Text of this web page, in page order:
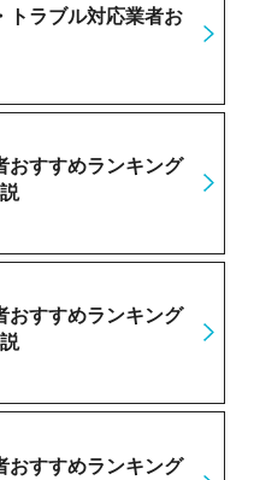
トラブル対応業者お
おすすめランキング
おすすめランキング
おすすめランキング